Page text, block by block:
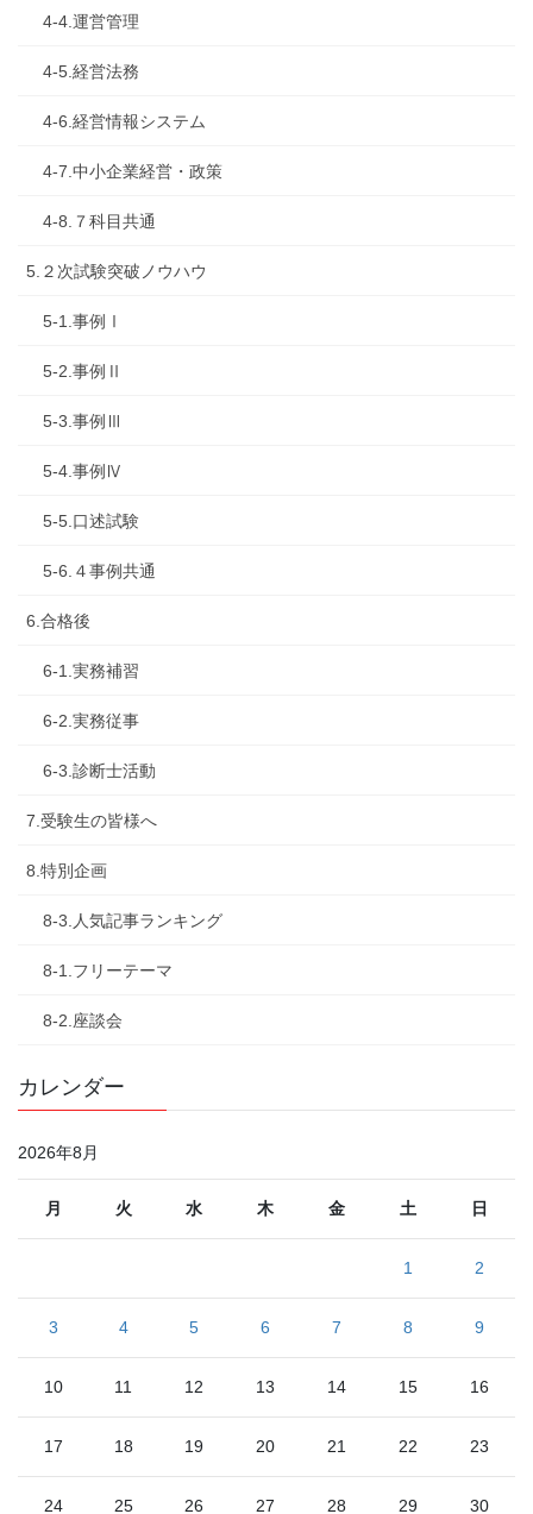
4-4.運営管理
4-5.経営法務
4-6.経営情報システム
4-7.中小企業経営・政策
4-8.７科目共通
5.２次試験突破ノウハウ
5-1.事例Ⅰ
5-2.事例Ⅱ
5-3.事例Ⅲ
5-4.事例Ⅳ
5-5.口述試験
5-6.４事例共通
6.合格後
6-1.実務補習
6-2.実務従事
6-3.診断士活動
7.受験生の皆様へ
8.特別企画
8-3.人気記事ランキング
8-1.フリーテーマ
8-2.座談会
カレンダー
2026年8月
月 火 水 木 金 土 日
1 2
3 4 5 6 7 8 9
10 11 12 13 14 15 16
17 18 19 20 21 22 23
24 25 26 27 28 29 30